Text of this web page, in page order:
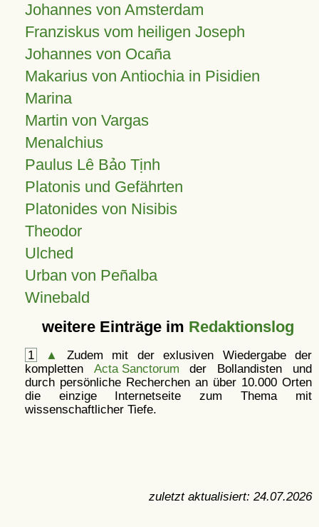
Johannes von Amsterdam
Franziskus vom heiligen Joseph
Johannes von Ocaña
Makarius von Antiochia in Pisidien
Marina
Martin von Vargas
Menalchius
Paulus Lê Bảo Tịnh
Platonis und Gefährten
Platonides von Nisibis
Theodor
Ulched
Urban von Peñalba
Winebald
weitere Einträge im Redaktionslog
1 ▲
Zudem mit der exlusiven Wiedergabe der
kompletten Acta Sanctorum der Bollandisten und
durch persönliche Recherchen an über 10.000 Orten
die einzige Internetseite zum Thema mit
wissenschaftlicher Tiefe.
zuletzt aktualisiert: 24.07.2026